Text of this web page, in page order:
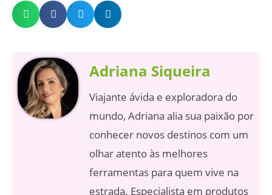
Adriana Siqueira
Viajante ávida e exploradora do
mundo, Adriana alia sua paixão por
conhecer novos destinos com um
olhar atento às melhores
ferramentas para quem vive na
estrada. Especialista em produtos